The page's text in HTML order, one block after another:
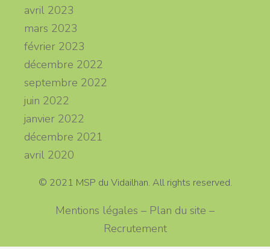
avril 2023
mars 2023
février 2023
décembre 2022
septembre 2022
juin 2022
janvier 2022
décembre 2021
avril 2020
© 2021 MSP du Vidailhan. All rights reserved.
Mentions légales – Plan du site –
Recrutement